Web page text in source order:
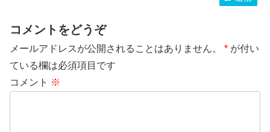
コメントをどうぞ
メールアドレスが公開されることはありません。 * が付い
ている欄は必須項目です
コメント ※